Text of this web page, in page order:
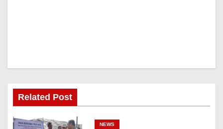
Related Post
NEWS